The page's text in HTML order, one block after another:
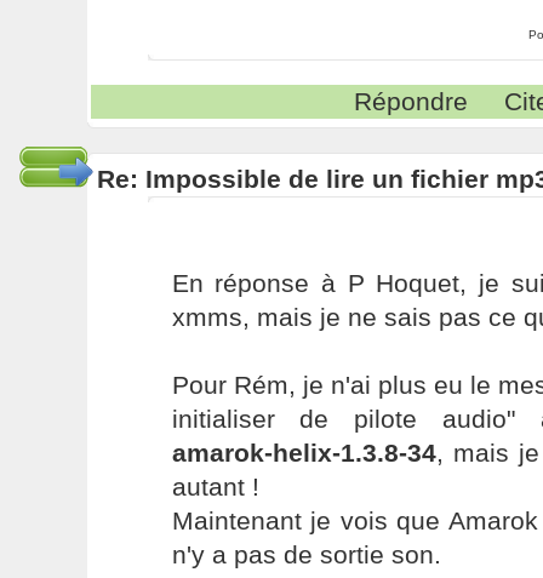
Répondre
Re: Impossible de lire un fichier
En réponse à P Hoquet, je
xmms, mais je ne sais pas ce
Pour Rém, je n'ai plus eu le
initialiser de pilote audio"
amarok-helix-1.3.8-34, mais
autant !
Maintenant je vois que
n'y a pas de sortie son.